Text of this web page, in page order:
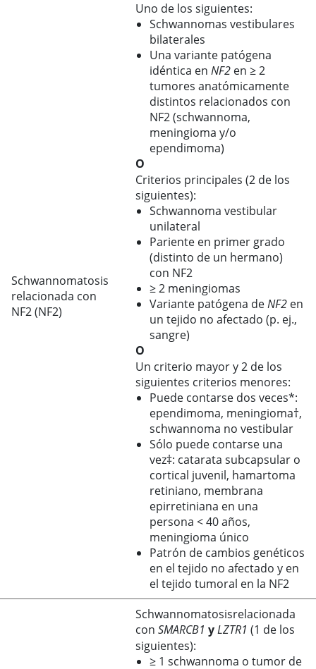
Schwannomatosis
relacionada con
NF2 (NF2)
Uno de los siguientes:
Schwannomas vestibulares
bilaterales
Una variante patógena
idéntica en NF2 en ≥ 2
tumores anatómicamente
distintos relacionados con
NF2 (schwannoma,
meningioma y/o
ependimoma)
O
Criterios principales (2 de los
siguientes):
Schwannoma vestibular
unilateral
Pariente en primer grado
(distinto de un hermano)
con NF2
≥2 meningiomas
Variante patógena deNF2 en
un tejido no afectado (p. ej.,
sangre)
O
Un criterio mayor y 2 de los
siguientes criterios menores:
Puede contarse dos veces*:
ependimoma, meningioma†,
schwannoma no vestibular
Sólo puede contarse una
vez‡: catarata subcapsular o
cortical juvenil, hamartoma
retiniano, membrana
epirretiniana en una
persona < 40 años,
meningioma único
Patrón de cambios genéticos
en el tejido no afectado y en
el tejido tumoral en la NF2
Schwannomatosisrelacionada
con SMARCB1 yLZTR1 (1 de los
siguientes):
≥ 1 schwannoma o tumor de